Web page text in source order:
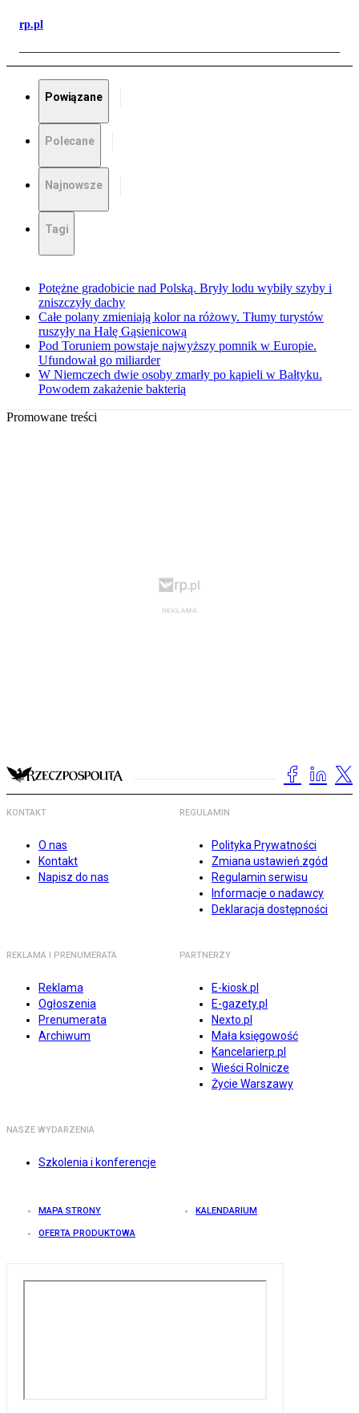
rp.pl
Powiązane
Polecane
Najnowsze
Tagi
Potężne gradobicie nad Polską. Bryły lodu wybiły szyby i
zniszczyły dachy
Całe polany zmieniają kolor na różowy. Tłumy turystów
ruszyły na Halę Gąsienicową
Pod Toruniem powstaje najwyższy pomnik w Europie.
Ufundował go miliarder
W Niemczech dwie osoby zmarły po kąpieli w Bałtyku.
Powodem zakażenie bakterią
Promowane treści
KONTAKT
O nas
Kontakt
Napisz do nas
REGULAMIN
Polityka Prywatności
Zmiana ustawień zgód
Regulamin serwisu
Informacje o nadawcy
Deklaracja dostępności
REKLAMA I PRENUMERATA
Reklama
Ogłoszenia
Prenumerata
Archiwum
PARTNERZY
E-kiosk.pl
E-gazety.pl
Nexto.pl
Mała księgowość
Kancelarierp.pl
Wieści Rolnicze
Życie Warszawy
NASZE WYDARZENIA
Szkolenia i konferencje
MAPA STRONY KALENDARIUM
OFERTA PRODUKTOWA